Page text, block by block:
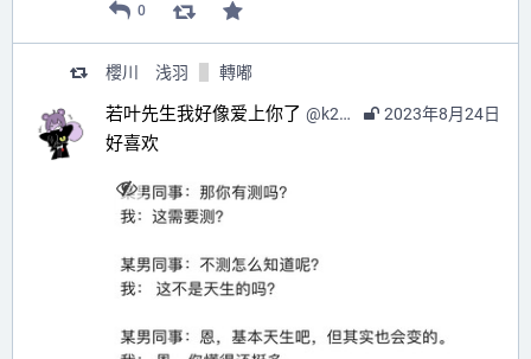
0
櫻川 浅羽 轉嘟
2023年8月24日
若叶先生我好像爱上你了 @k2no@wxw.moe
好喜欢